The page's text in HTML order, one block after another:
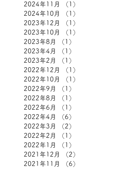
2024年11月
（1）
2024年10月
（1）
2023年12月
（1）
2023年10月
（1）
2023年8月
（1）
2023年4月
（1）
2023年2月
（1）
2022年12月
（1）
2022年10月
（1）
2022年9月
（1）
2022年8月
（1）
2022年6月
（1）
2022年4月
（6）
2022年3月
（2）
2022年2月
（1）
2022年1月
（1）
2021年12月
（2）
2021年11月
（6）